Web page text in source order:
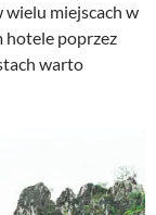
wielu miejscach w
hotele poprzez
warto